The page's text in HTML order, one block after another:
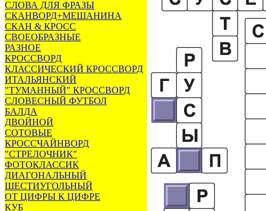
СЛОВА ДЛЯ ФРАЗЫ
СКАНВОРД+МЕШАНИНА
СКАН & КРОСС
СВОЕОБРАЗНЫЕ
РАЗНОЕ
КРОССВОРД
КЛАССИЧЕСКИЙ КРОССВОРД
ИТАЛЬЯНСКИЙ
"ТУМАННЫЙ" КРОССВОРД
СЛОВЕСНЫЙ ФУТБОЛ
БАЛДА
ДВОЙНОЙ
СОТОВЫЕ
КРОССЧАЙНВОРД
"СТРЕЛОЧНИК"
ФОТОКЛАССИК
ДИАГОНАЛЬНЫЙ
ШЕСТИУГОЛЬНЫЙ
ОТ ЦИФРЫ К ЦИФРЕ
КУБ